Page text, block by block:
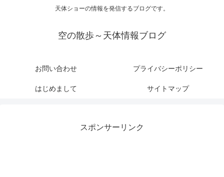
天体ショーの情報を発信するブログです。
空の散歩～天体情報ブログ
お問い合わせ プライバシーポリシー
はじめまして サイトマップ
スポンサーリンク